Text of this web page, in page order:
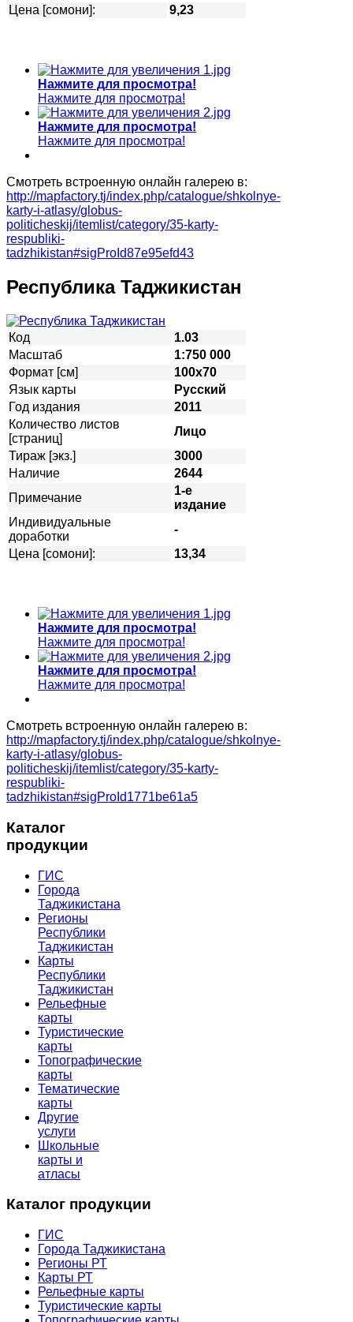
Цена [сомони]:
9,23
Нажмите для просмотра!
Нажмите для просмотра!
Нажмите для просмотра!
Нажмите для просмотра!
Смотреть встроенную онлайн галерею в:
http://mapfactory.tj/index.php/catalogue/shkolnye-
karty-i-atlasy/globus-
politicheskij/itemlist/category/35-karty-
respubliki-
tadzhikistan#sigProId87e95efd43
Республика Таджикистан
Код
1.03
Масштаб
1:750 000
Формат [см]
100х70
Язык карты
Русский
Год издания
2011
Количество листов
[страниц]
Лицо
Тираж [экз.]
3000
Наличие
2644
Примечание
1-е
издание
Индивидуальные
доработки
-
Цена [сомони]:
13,34
Нажмите для просмотра!
Нажмите для просмотра!
Нажмите для просмотра!
Нажмите для просмотра!
Смотреть встроенную онлайн галерею в:
http://mapfactory.tj/index.php/catalogue/shkolnye-
karty-i-atlasy/globus-
politicheskij/itemlist/category/35-karty-
respubliki-
tadzhikistan#sigProId1771be61a5
Каталог
продукции
ГИС
Города
Таджикистана
Регионы
Республики
Таджикистан
Карты
Республики
Таджикистан
Рельефные
карты
Туристические
карты
Топографические
карты
Тематические
карты
Другие
услуги
Школьные
карты и
атласы
Каталог продукции
ГИС
Города Таджикистана
Регионы РТ
Карты РТ
Рельефные карты
Туристические карты